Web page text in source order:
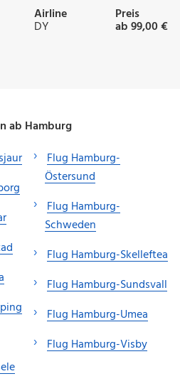
Airline
DY
Preis
ab 99,00 €
ab Hamburg
Flug Hamburg-
Östersund
Flug Hamburg-
Schweden
Flug Hamburg-Skelleftea
Flug Hamburg-Sundsvall
Flug Hamburg-Umea
Flug Hamburg-Visby